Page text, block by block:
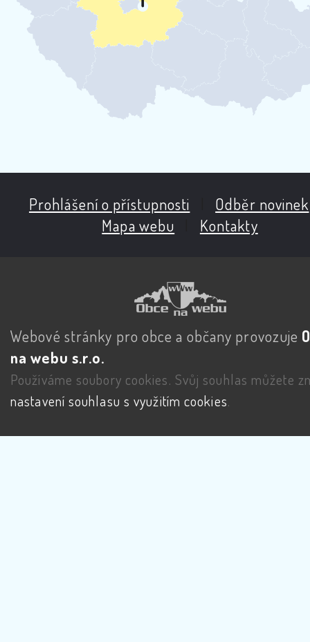
Prohlášení o přístupnosti Odběr novinek
Mapa webu
Kontakty
Webové stránky pro obce a občany provozuje
na webu s.r.o.
Používáme soubory cookies. Svůj souhlas můžete
nastavení souhlasu s využitím cookies.